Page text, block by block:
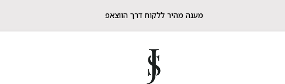
מענה מהיר ללקוח דרך הווצאפ